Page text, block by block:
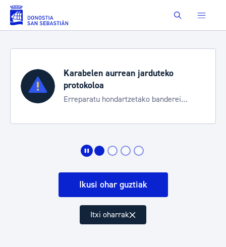
Eduki nagusira joan Buscar
Karabelen aurrean jarduteko
protokoloa
Erreparatu hondartzetako banderei
Ikusi ohar guztiak
Itxi oharrak